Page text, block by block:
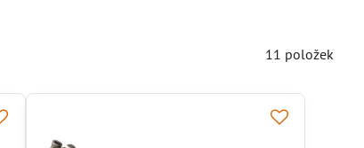
11 položek